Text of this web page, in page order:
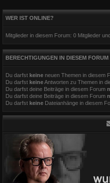
WER IST ONLINE?
Mitglieder in diesem Forum: 0 Mitglieder
BERECHTIGUNGEN IN DIESEM FORUM
Du darfst keine neuen Themen in diesem
Du darfst keineAntworten zu Themen in
Du darfst deine Beiträge in diesem Forum
Du darfst deine Beiträge in diesem Forum
Du darfst keine Dateianhänge in diesem